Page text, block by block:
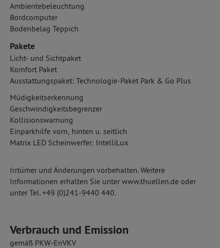
Ambientebeleuchtung
Bordcomputer
Bodenbelag Teppich
Pakete
Licht- und Sichtpaket
Komfort Paket
Ausstattungspaket: Technologie-Paket Park & Go Plus
Müdigkeitserkennung
Geschwindigkeitsbegrenzer
Kollisionswarnung
Einparkhilfe vorn, hinten u. seitlich
Matrix LED Scheinwerfer: IntelliLux
Irrtümer und Änderungen vorbehalten. Weitere
Informationen erhalten Sie unter www.thuellen.de oder
unter Tel. +49 (0)241-9440 440.
Verbrauch und Emission
gemäß PKW-EnVKV